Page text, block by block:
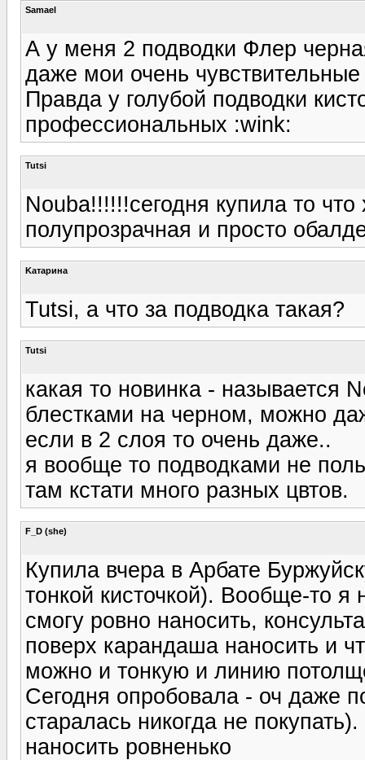
Samael
А у меня 2 подводки Флер
даже мои очень
Правда у голубой подводки
профессиональных :wink:
Tutsi
Nouba!!!!!!сегодня купила то
полупрозрачная и просто
Kатарина
Tutsi, а что за подводка такая?
Tutsi
какая то новинка - называется
блестками на черном, можно
если в 2 слоя то очень даже..
я вообще то подводками не
там кстати много разных цвтов.
F_D (she)
Купила вчера в Арбате
тонкой кисточкой). Вообще-то я
смогу ровно наносить,
поверх карандаша наносить и
можно и тонкую и линию
Сегодня опробовала - оч даже
старалась никогда не
наносить ровненько